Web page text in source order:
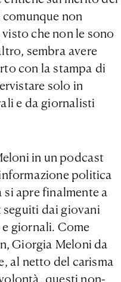
non
che non le sono
sembra avere
con la stampa di
solo in
e da giornalisti
in un podcast
politica
apre finalmente a
dai giovani
giornali. Come
Giorgia Meloni da
al netto del carisma
questi non-